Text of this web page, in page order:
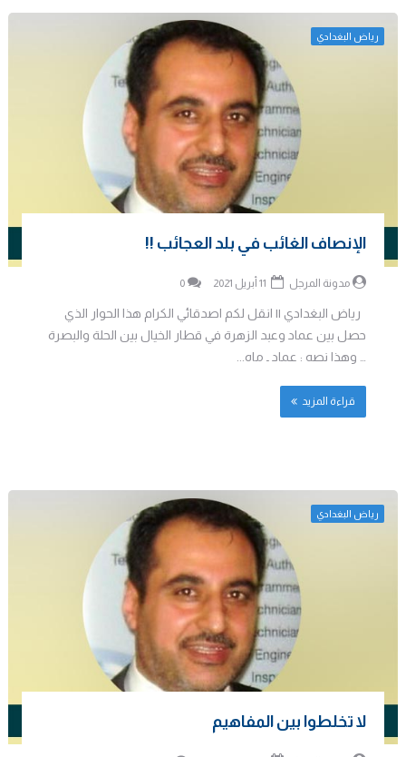
رياض البغدادي
الإنصاف الغائب في بلد العجائب !!
مدونة المرجل 0
رياض البغدادي || انقل لكم اصدقائي الكرام هذا الحوار الذي
حصل بين عماد وعبد الزهرة في قطار الخيال بين الحلة والبصرة
… وهذا نصه : عماد ـ ماه...
قراءة المزيد
رياض البغدادي
لا تخلطوا بين المفاهيم